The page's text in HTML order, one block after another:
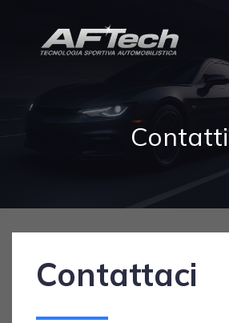
Contatti
Contattaci